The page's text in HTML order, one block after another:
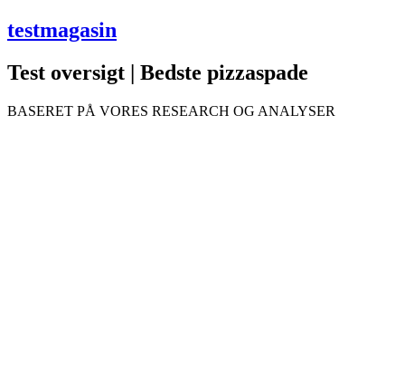
testmagasin
Test oversigt | Bedste pizzaspade
BASERET PÅ VORES RESEARCH OG ANALYSER